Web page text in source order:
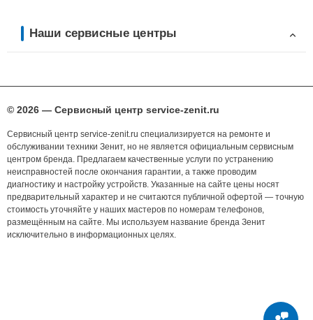
Наши сервисные центры
© 2026 — Сервисный центр service-zenit.ru
Сервисный центр service-zenit.ru специализируется на ремонте и
обслуживании техники Зенит, но не является официальным сервисным
центром бренда. Предлагаем качественные услуги по устранению
неисправностей после окончания гарантии, а также проводим
диагностику и настройку устройств. Указанные на сайте цены носят
предварительный характер и не считаются публичной офертой — точную
стоимость уточняйте у наших мастеров по номерам телефонов,
размещённым на сайте. Мы используем название бренда Зенит
исключительно в информационных целях.